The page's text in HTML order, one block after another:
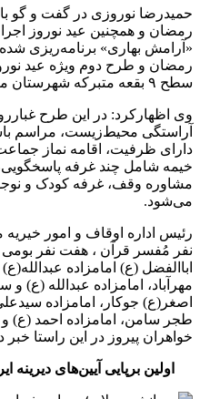
حمیدرضا نوروزی در گفت و گو با
رمضان و همچنین عید نوروز
«آرامش بهاری» برنامه‌ریزی
رمضان و طرح دوم ویژه عید
سطح ۹ بقعه متبرکه شهرستان ملایر اجرا می‌شود.
وی اظهارکرد: در این طرح
آراستگی محیط‌زیست، مراسم
دارای ظرفیت، اقامه نماز
خیمه شامل چند غرفه پاسخگویی،
مشاوره وقف، غرفه کودک و
می‌شود.
رئیس اداره اوقاف و امور خیریه
نفر مُفسر قرآن ، هفت نفر بومی
اباالفضل (ع) امامزاده
مهرآباد، امامزاده عبدالله (ع) و
اصغر(ع) جوکار، امامزاده
طجر سامن‌، امامزاده احمد (ع) و
خواهران پیروز در این راستا خبر
اولین برپایی آیین‌های